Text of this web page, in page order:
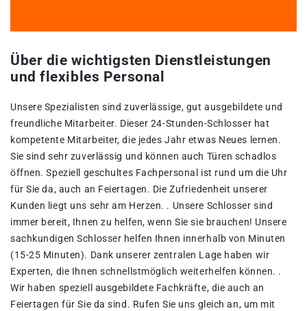
Über die wichtigsten Dienstleistungen
und flexibles Personal
Unsere Spezialisten sind zuverlässige, gut ausgebildete und
freundliche Mitarbeiter. Dieser 24-Stunden-Schlosser hat
kompetente Mitarbeiter, die jedes Jahr etwas Neues lernen.
Sie sind sehr zuverlässig und können auch Türen schadlos
öffnen. Speziell geschultes Fachpersonal ist rund um die Uhr
für Sie da, auch an Feiertagen. Die Zufriedenheit unserer
Kunden liegt uns sehr am Herzen. . Unsere Schlosser sind
immer bereit, Ihnen zu helfen, wenn Sie sie brauchen! Unsere
sachkundigen Schlosser helfen Ihnen innerhalb von Minuten
(15-25 Minuten). Dank unserer zentralen Lage haben wir
Experten, die Ihnen schnellstmöglich weiterhelfen können. .
Wir haben speziell ausgebildete Fachkräfte, die auch an
Feiertagen für Sie da sind. Rufen Sie uns gleich an, um mit